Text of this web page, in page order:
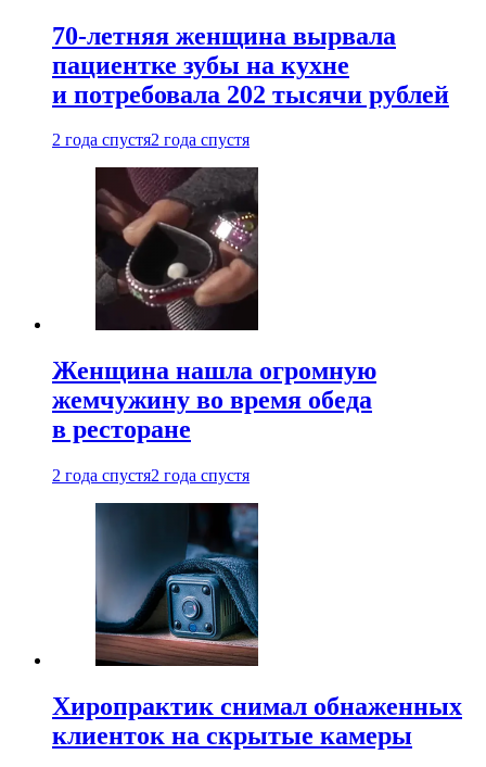
70-летняя женщина вырвала
пациентке зубы на кухне
и потребовала 202 тысячи рублей
2 года спустя2 года спустя
Женщина нашла огромную
жемчужину во время обеда
в ресторане
2 года спустя2 года спустя
Хиропрактик снимал обнаженных
клиенток на скрытые камеры